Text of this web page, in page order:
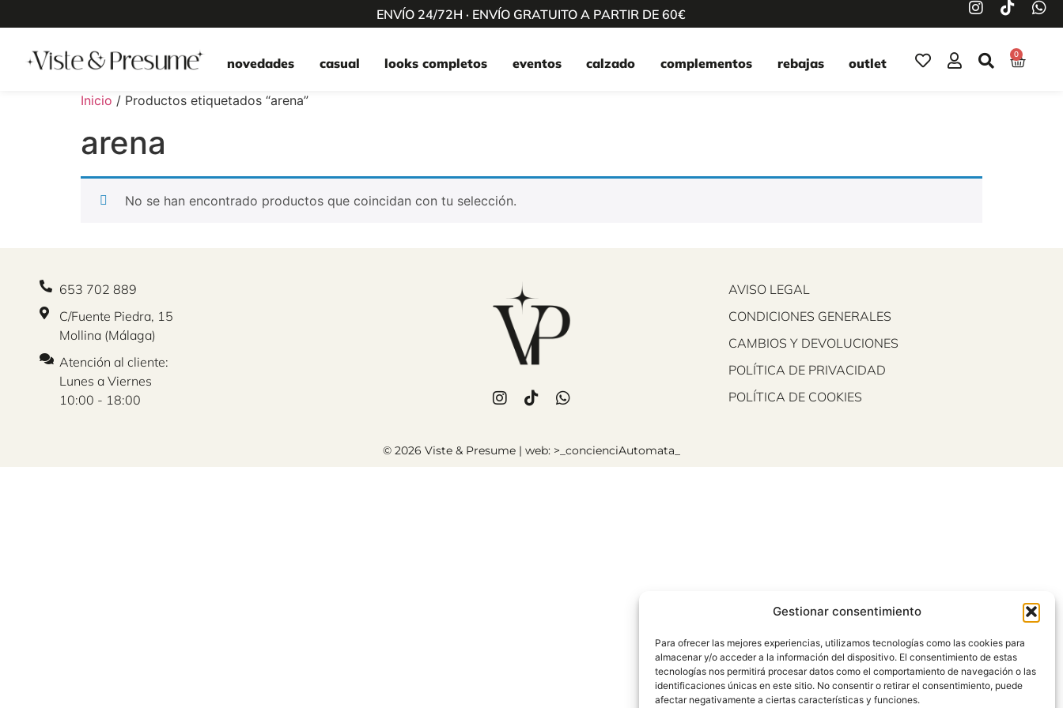
Gestionar consentimiento
Para ofrecer las mejores experiencias, utilizamos tecnologías como las cookies para
almacenar y/o acceder a la información del dispositivo. El consentimiento de estas
tecnologías nos permitirá procesar datos como el comportamiento de navegación o las
identificaciones únicas en este sitio. No consentir o retirar el consentimiento, puede
afectar negativamente a ciertas características y funciones.
ENVÍO 24/72H · ENVÍO GRATUITO A PARTIR DE 60€
novedades casual looks completos eventos calzado complementos rebajas outlet
0
Inicio / Productos etiquetados “arena”
arena
No se han encontrado productos que coincidan con tu selección.
653 702 889
C/Fuente Piedra, 15
Mollina (Málaga)
Atención al cliente:
Lunes a Viernes
10:00 - 18:00
AVISO LEGAL
CONDICIONES GENERALES
CAMBIOS Y DEVOLUCIONES
POLÍTICA DE PRIVACIDAD
POLÍTICA DE COOKIES
© 2026 Viste & Presume | web: >_concienciAutomata_